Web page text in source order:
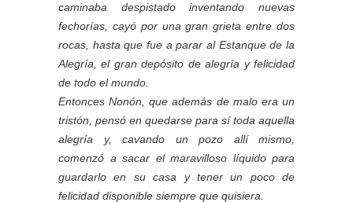
caminaba despistado inventando nuevas
fechorías, cayó por una gran grieta entre dos
rocas, hasta que fue a parar al Estanque de la
Alegría, el gran depósito de alegría y felicidad
de todo el mundo.
Entonces Nonón, que además de malo era un
tristón, pensó en quedarse para sí toda aquella
alegría y, cavando un pozo allí mismo,
comenzó a sacar el maravilloso líquido para
guardarlo en su casa y tener un poco de
felicidad disponible siempre que quisiera.